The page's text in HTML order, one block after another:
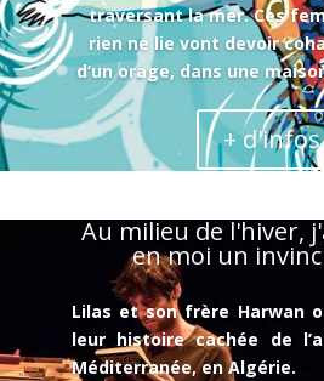
traversant la mer.Ces
rien ne lie vont devoir
d’un orage, dans une
+ d'infos
Au milieu de l'hiver,
en moi un
Lilas et son frère Harwan
leur histoire cachée de
Méditerranée, en Algérie.
© Compagnie la Grange